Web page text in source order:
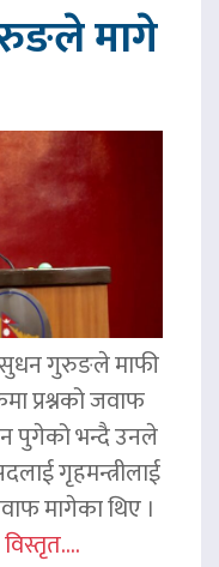
मागे
सुधन गुरुङले माफी
प्रश्नको जवाफ
पुगेको भन्दै उनले
गृहमन्त्रीलाई
मागेका थिए ।
विस्तृत....